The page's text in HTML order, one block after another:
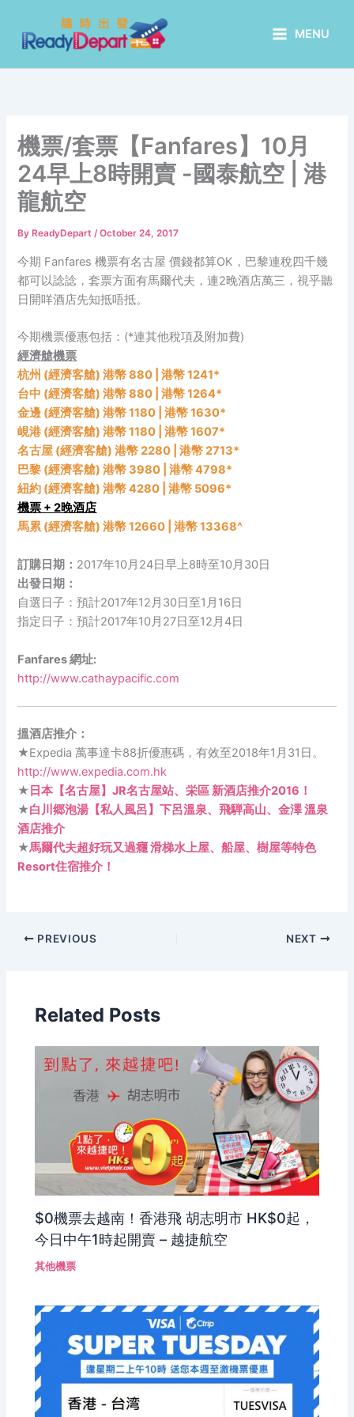
content
MENU
機票/套票【Fanfares】10月
24早上8時開賣 -國泰航空 | 港
龍航空
By ReadyDepart/October 24, 2017
今期 Fanfares 機票有名古屋 價錢都算OK，巴黎連稅四千幾
都可以諗諗，套票方面有馬爾代夫，連2晚酒店萬三，視乎聽
日開咩酒店先知抵唔抵。
今期機票優惠包括：(*連其他稅項及附加費)
經濟艙機票
杭州 (經濟客艙) 港幣 880 | 港幣 1241*
台中 (經濟客艙) 港幣 880 | 港幣 1264*
金邊 (經濟客艙) 港幣 1180 | 港幣 1630*
峴港 (經濟客艙) 港幣 1180 | 港幣 1607*
名古屋 (經濟客艙) 港幣 2280 | 港幣 2713*
巴黎 (經濟客艙) 港幣 3980 | 港幣 4798*
紐約 (經濟客艙) 港幣 4280 | 港幣 5096*
機票 + 2晚酒店
馬累 (經濟客艙) 港幣 12660 | 港幣 13368^
訂購日期： 2017年10月24日早上8時至10月30日
出發日期：
自選日子：預計2017年12月30日至1月16日
指定日子：預計2017年10月27日至12月4日
Fanfares 網址:
http://www.cathaypacific.com
搵酒店推介：
★Expedia 萬事達卡88折優惠碼，有效至2018年1月31日。
http://www.expedia.com.hk
★ 日本【名古屋】JR名古屋站、栄區 新酒店推介2016！
★白川郷泡湯【私人風呂】下呂溫泉、飛騨高山、金澤 溫泉
酒店推介
★馬爾代夫超好玩又過癮 滑梯水上屋、船屋、樹屋等特色
Resort住宿推介！
PREVIOUS NEXT
Related Posts
$0機票去越南！香港飛 胡志明市 HK$0起，
今日中午1時起開賣 – 越捷航空
其他機票